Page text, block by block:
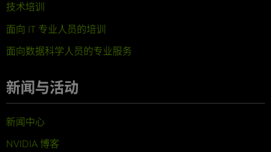
技术培训
面向 IT 专业人员的培训
面向数据科学人员的专业服务
新闻与活动
新闻中心
NVIDIA 博客